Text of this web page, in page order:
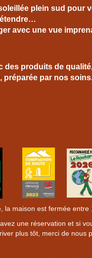
plein sud pour
avec une vue
produits de
préparée par nos
la maison est fermée entre
une réservation et si
plus tôt, merci de nous